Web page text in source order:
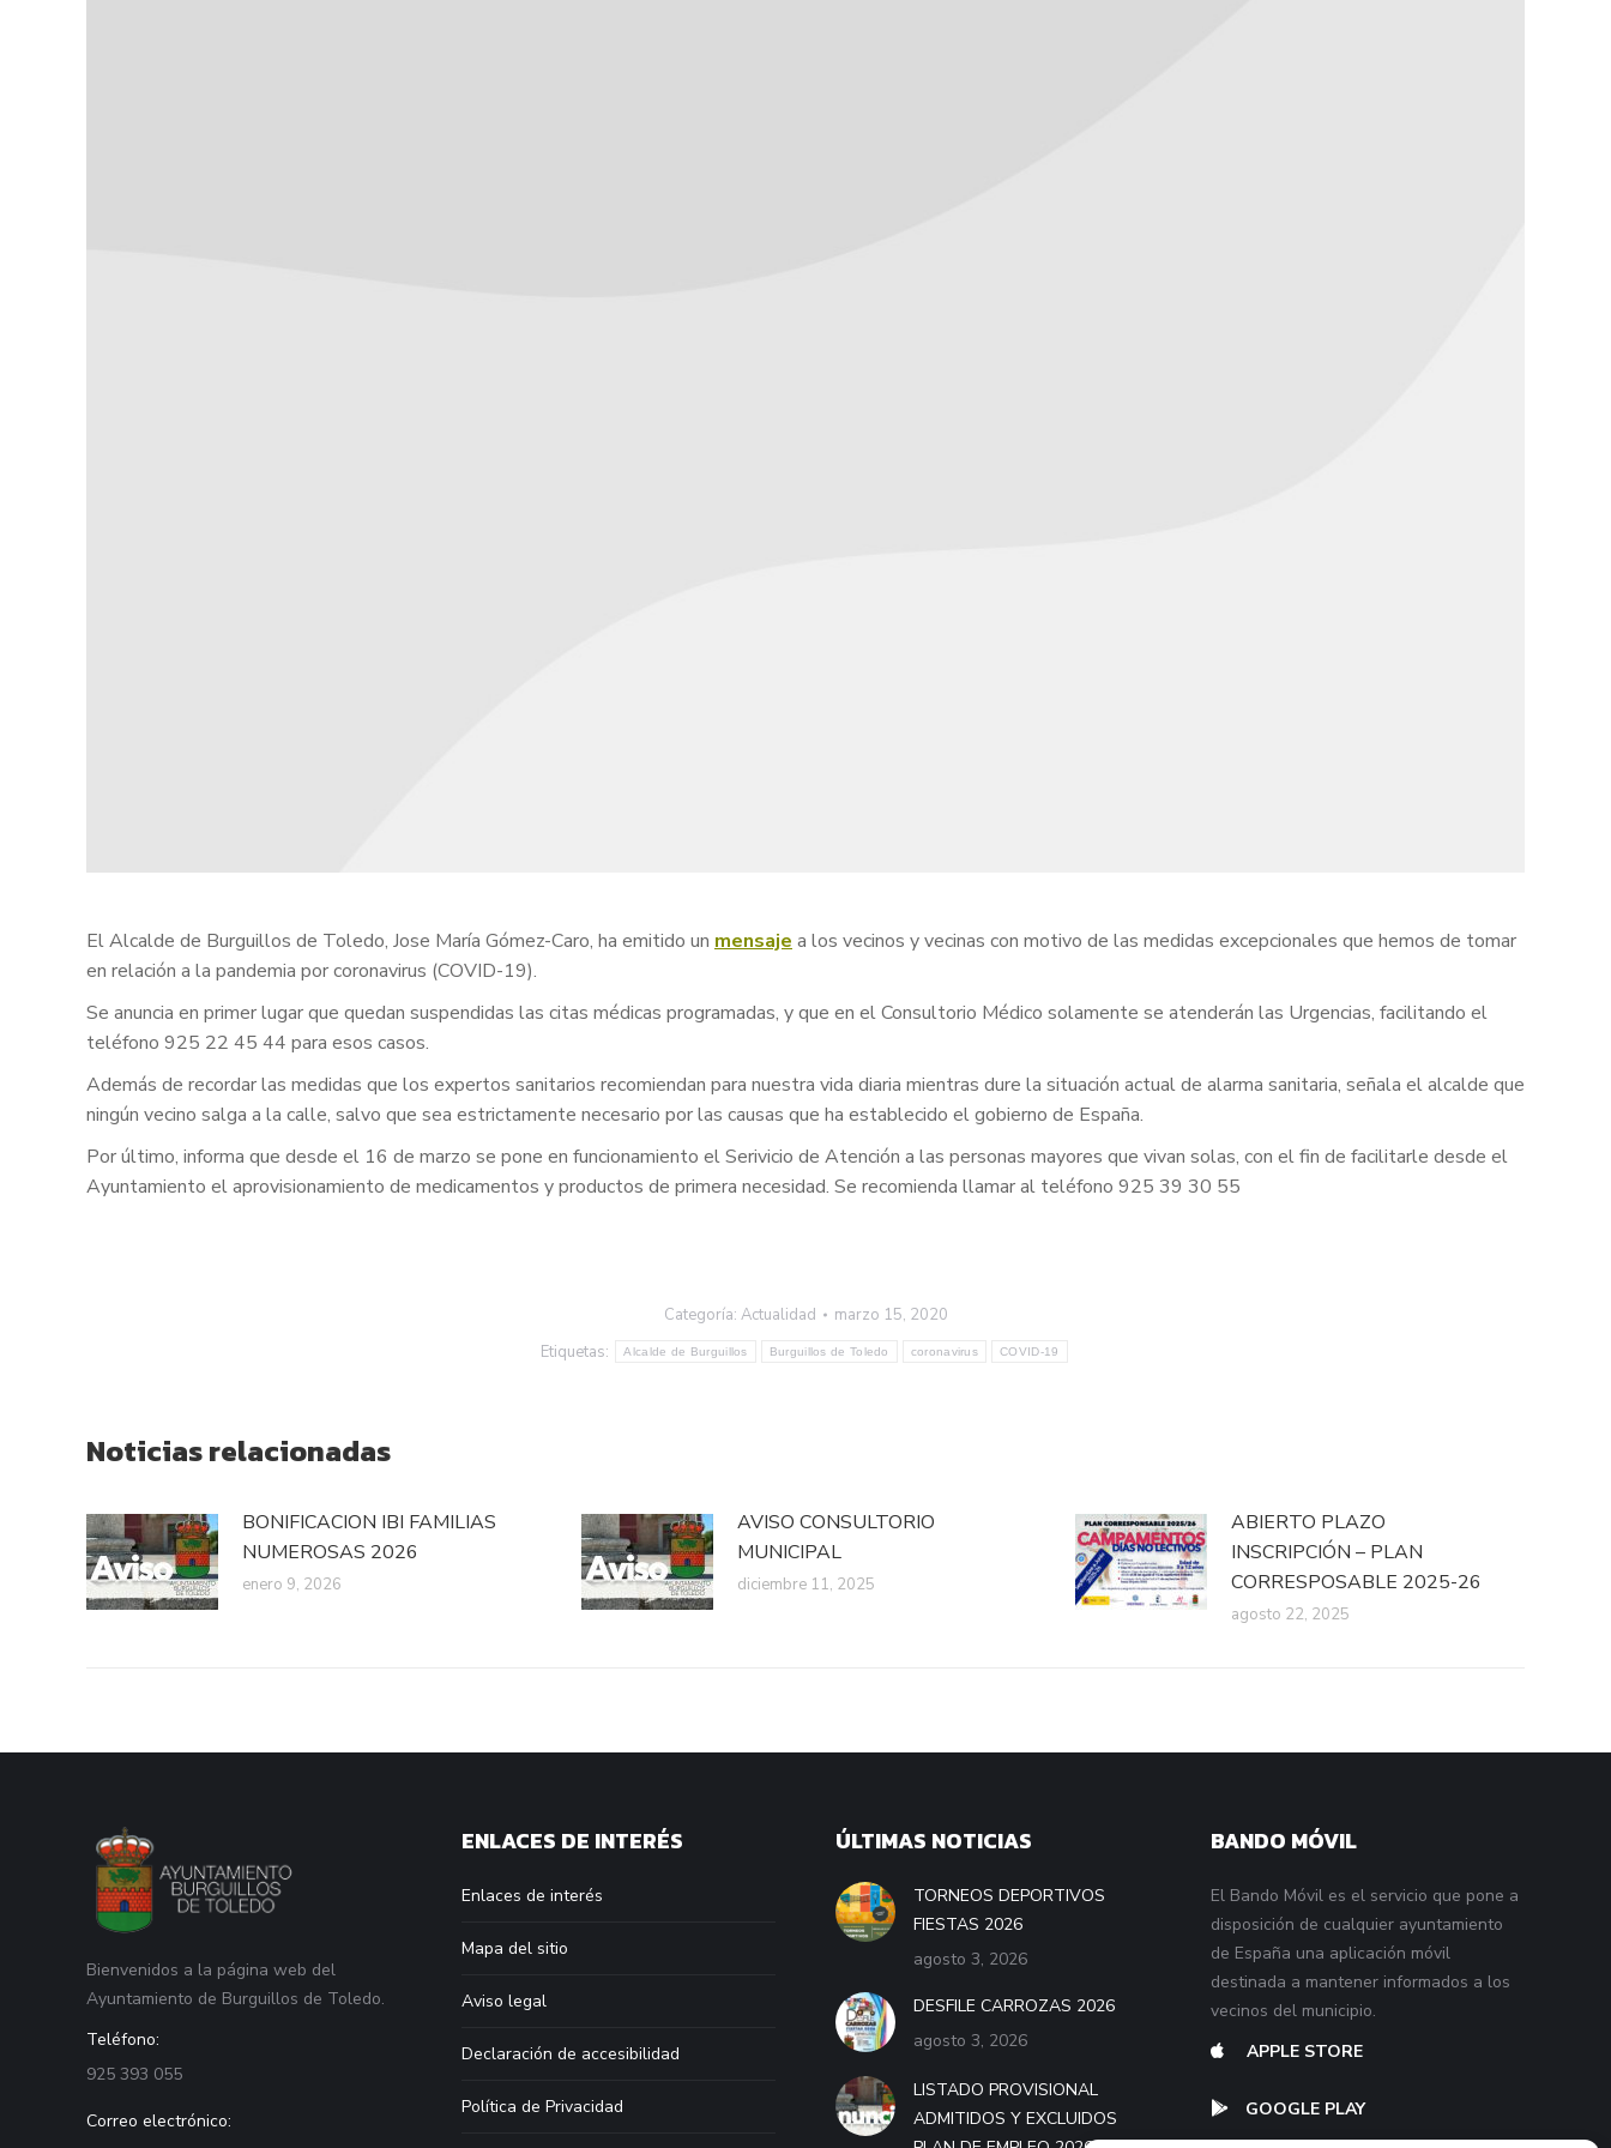
El Alcalde de Burguillos de Toledo, Jose María Gómez-Caro, ha emitido un mensaje a los vecinos y vecinas con motivo de las medidas excepcionales que hemos de tomar
en relación a la pandemia por coronavirus (COVID-19).
Se anuncia en primer lugar que quedan suspendidas las citas médicas programadas, y que en el Consultorio Médico solamente se atenderán las Urgencias, facilitando el
teléfono 925 22 45 44 para esos casos.
Además de recordar las medidas que los expertos sanitarios recomiendan para nuestra vida diaria mientras dure la situación actual de alarma sanitaria, señala el alcalde que
ningún vecino salga a la calle, salvo que sea estrictamente necesario por las causas que ha establecido el gobierno de España.
Por último, informa que desde el 16 de marzo se pone en funcionamiento el Serivicio de Atención a las personas mayores que vivan solas, con el fin de facilitarle desde el
Ayuntamiento el aprovisionamiento de medicamentos y productos de primera necesidad. Se recomienda llamar al teléfono 925 39 30 55
Categoría: Actualidad
marzo 15, 2020
Etiquetas:
Alcalde de Burguillos Burguillos de Toledo coronavirus COVID-19
Noticias relacionadas
BONIFICACION IBI FAMILIAS
NUMEROSAS 2026
enero 9, 2026
AVISO CONSULTORIO
MUNICIPAL
diciembre 11, 2025
ABIERTO PLAZO
INSCRIPCIÓN – PLAN
CORRESPOSABLE 2025-26
agosto 22, 2025
Bienvenidos a la página web del
Ayuntamiento de Burguillos de Toledo.
Teléfono:
925 393 055
Correo electrónico:
ENLACES DE INTERÉS
Enlaces de interés
Mapa del sitio
Aviso legal
Declaración de accesibilidad
Política de Privacidad
ÚLTIMAS NOTICIAS
TORNEOS DEPORTIVOS
FIESTAS 2026
agosto 3, 2026
DESFILE CARROZAS 2026
agosto 3, 2026
LISTADO PROVISIONAL
ADMITIDOS Y EXCLUIDOS
BANDO MÓVIL
El Bando Móvil es el servicio que pone a
disposición de cualquier ayuntamiento
de España una aplicación móvil
destinada a mantener informados a los
vecinos del municipio.
APPLE STORE
GOOGLE PLAY